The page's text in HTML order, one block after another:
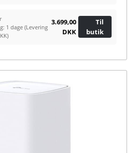
1 dage(Levering
3.699,00
DKK
Til
butik